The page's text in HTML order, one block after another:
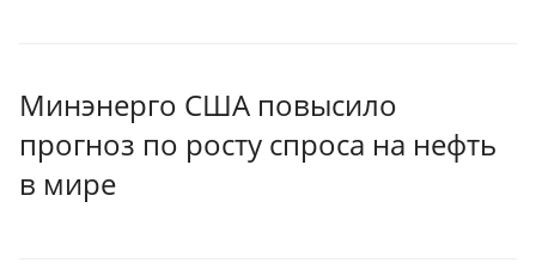
Минэнерго США повысило
прогноз по росту спроса на нефть
в мире